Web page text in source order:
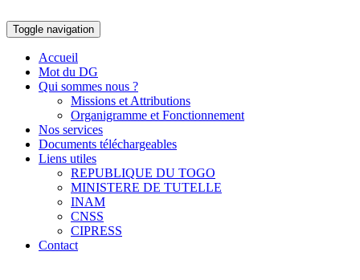
Toggle navigation
Accueil
Mot du DG
Qui sommes nous ?
Missions et Attributions
Organigramme et Fonctionnement
Nos services
Documents téléchargeables
Liens utiles
REPUBLIQUE DU TOGO
MINISTERE DE TUTELLE
INAM
CNSS
CIPRESS
Contact